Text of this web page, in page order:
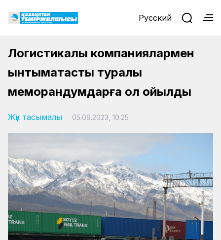
Русский
Логистикалық компаниялармен
ынтымақтастық туралы
меморандумдарға қол қойылды
Жүк тасымалы 05.09.2023, 10:25